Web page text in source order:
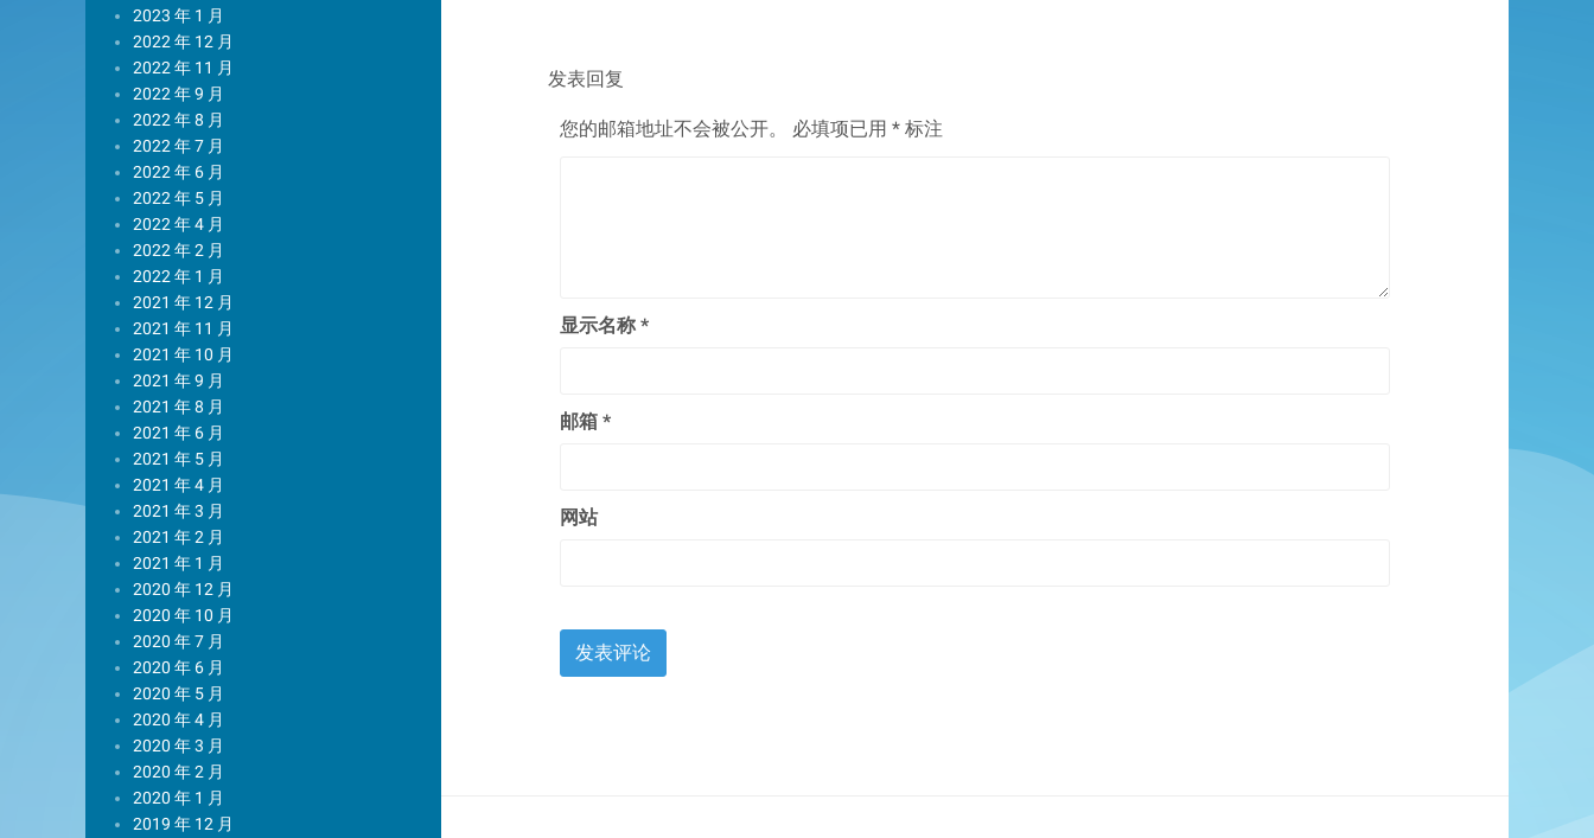
2023 年 1 月
2022 年 12 月
2022 年 11 月
2022 年 9 月
2022 年 8 月
2022 年 7 月
2022 年 6 月
2022 年 5 月
2022 年 4 月
2022 年 2 月
2022 年 1 月
2021 年 12 月
2021 年 11 月
2021 年 10 月
2021 年 9 月
2021 年 8 月
2021 年 6 月
2021 年 5 月
2021 年 4 月
2021 年 3 月
2021 年 2 月
2021 年 1 月
2020 年 12 月
2020 年 10 月
2020 年 7 月
2020 年 6 月
2020 年 5 月
2020 年 4 月
2020 年 3 月
2020 年 2 月
2020 年 1 月
2019 年 12 月
发表回复
您的邮箱地址不会被公开。 必填项已用 * 标注
显示名称 *
邮箱 *
网站